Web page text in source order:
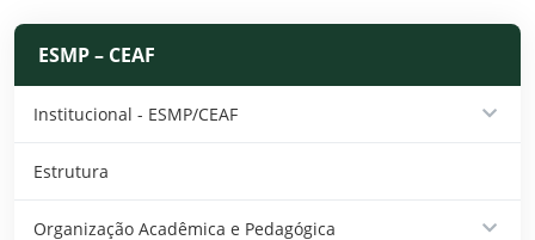
ESMP – CEAF
Institucional - ESMP/CEAF
Galeria de Ex-Diretores da ESMP
Equipe
Estrutura
Organização Acadêmica e Pedagógica